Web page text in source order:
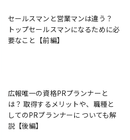
セールスマンと営業マンは違う？
トップセールスマンになるために必
要なこと【前編】
広報唯一の資格PRプランナーと
は？ 取得するメリットや、職種と
してのPRプランナーに ついても解
説【後編】